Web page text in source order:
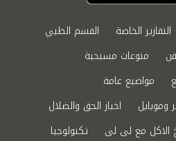
التقارير الخاصة
القسم الطبي
منوعات مسيحية
مواضيع عامة
وموبايل
اخبار الحق والضلال
الاكل مع لى لى تكنولوجيا